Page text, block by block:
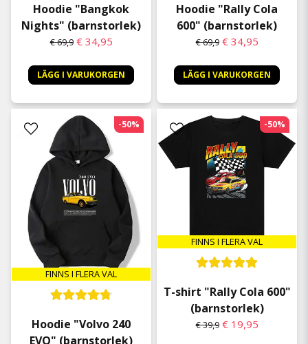
Hoodie "Bangkok
Nights" (barnstorlek)
€ 69,9 € 34,95
LÄGG I VARUKORGEN
Hoodie "Rally Cola
600" (barnstorlek)
€ 69,9 € 34,95
LÄGG I VARUKORGEN
FINNS I FLERA VAL
Hoodie "Volvo 240
EVO" (barnstorlek)
-50%
FINNS I FLERA VAL
T-shirt "Rally Cola 600"
(barnstorlek)
€ 39,9 € 19,95
-50%